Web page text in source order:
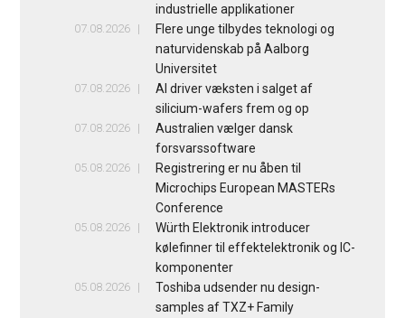
industrielle applikationer
07.08.2026
Flere unge tilbydes teknologi og
naturvidenskab på Aalborg
Universitet
07.08.2026
AI driver væksten i salget af
silicium-wafers frem og op
07.08.2026
Australien vælger dansk
forsvarssoftware
05.08.2026
Registrering er nu åben til
Microchips European MASTERs
Conference
05.08.2026
Würth Elektronik introducer
kølefinner til effektelektronik og IC-
komponenter
05.08.2026
Toshiba udsender nu design-
samples af TXZ+ Family